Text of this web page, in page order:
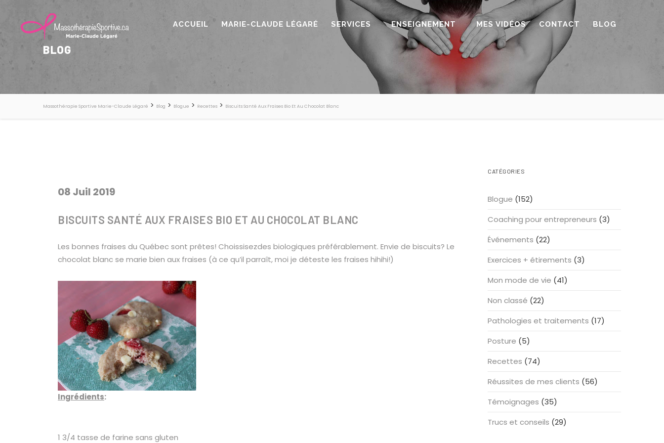
ACCUEIL MARIE-CLAUDE LÉGARÉ SERVICES ENSEIGNEMENT MES VIDÉOS CONTACT BLOG
BLOG
Massothérapie Sportive Marie-Claude Légaré > Blog > Blogue > Recettes > Biscuits Santé Aux Fraises Bio Et Au Chocolat Blanc
08 Juil 2019
BISCUITS SANTÉ AUX FRAISES BIO ET AU CHOCOLAT BLANC
Les bonnes fraises du Québec sont prêtes! Choissisezdes biologiques préférablement. Envie de biscuits? Le
chocolat blanc se marie bien aux fraises (à ce qu’il parraît, moi je déteste les fraises hihihi!)
Ingrédients:
1 3/4 tasse de farine sans gluten
CATÉGORIES
Blogue (152)
Coaching pour entrepreneurs (3)
Événements (22)
Exercices + étirements (3)
Mon mode de vie (41)
Non classé (22)
Pathologies et traitements (17)
Posture (5)
Recettes (74)
Réussites de mes clients (56)
Témoignages (35)
Trucs et conseils (29)